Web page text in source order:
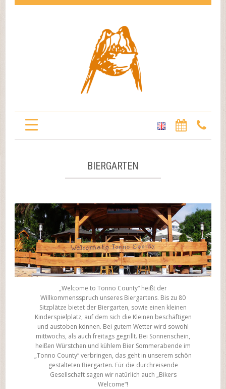
BIERGARTEN
„Welcome to Tonno County“ heißt der
Willkommensspruch unseres Biergartens. Bis zu 80
Sitzplätze bietet der Biergarten, sowie einen kleinen
Kinderspielplatz, auf dem sich die Kleinen beschäftigen
und austoben können. Bei gutem Wetter wird sowohl
mittwochs, als auch freitags gegrillt. Bei Sonnenschein,
heißen Würstchen und kühlem Bier Sommerabende im
„Tonno County“ verbringen, das geht in unserem schön
gestalteten Biergarten. Für die durchreisende
Gesellschaft sagen wir natürlich auch „Bikers
Welcome“!